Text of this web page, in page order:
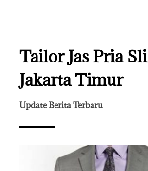
Tailor Jas Pria
Jakarta Timur
Update Berita Terbaru